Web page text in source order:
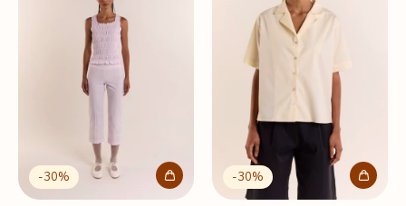
-30% -30%